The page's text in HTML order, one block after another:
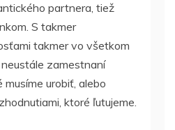
partnera, tiež
S takmer
takmer vo všetkom
zamestnaní
urobiť, alebo
ktoré ľutujeme.